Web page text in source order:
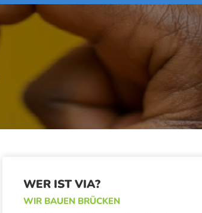
WER IST VIA?
WIR BAUEN BRÜCKEN